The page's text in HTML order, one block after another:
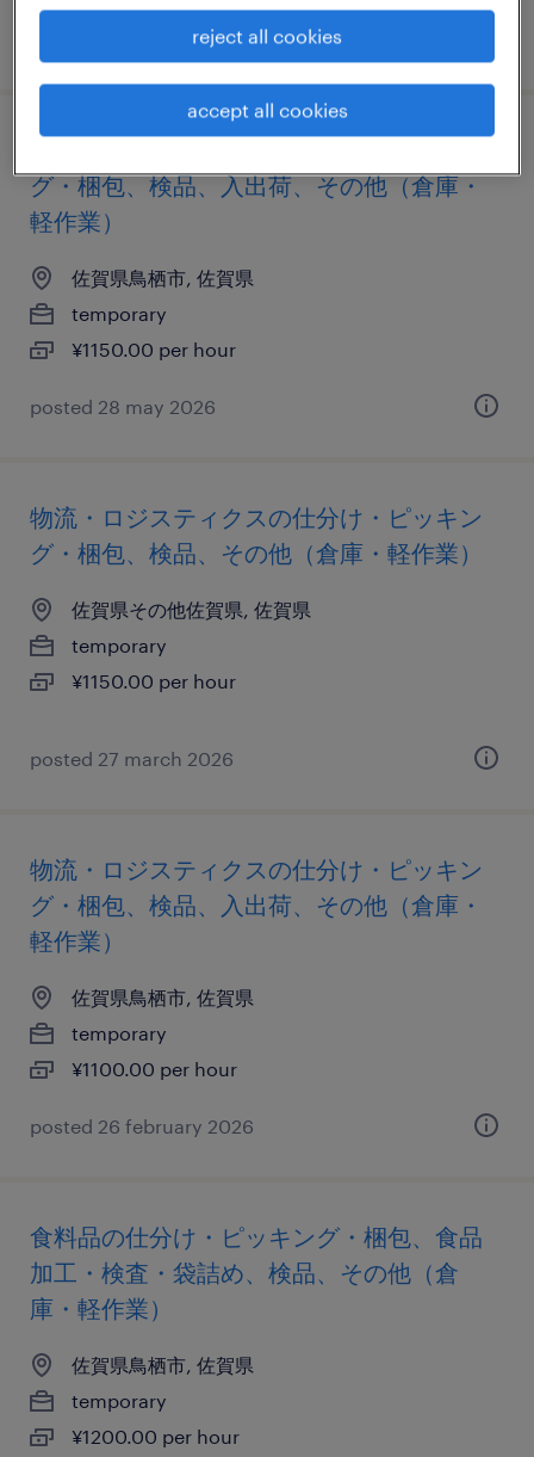
posted 10 june 2026
グ・梱包、検品、入出荷、その他（倉庫・
軽作業）
佐賀県鳥栖市, 佐賀県
temporary
¥1150.00 per hour
posted 28 may 2026
物流・ロジスティクスの仕分け・ピッキン
グ・梱包、検品、その他（倉庫・軽作業）
佐賀県その他佐賀県, 佐賀県
temporary
¥1150.00 per hour
posted 27 march 2026
物流・ロジスティクスの仕分け・ピッキン
グ・梱包、検品、入出荷、その他（倉庫・
軽作業）
佐賀県鳥栖市, 佐賀県
temporary
¥1100.00 per hour
posted 26 february 2026
食料品の仕分け・ピッキング・梱包、食品
加工・検査・袋詰め、検品、その他（倉
庫・軽作業）
佐賀県鳥栖市, 佐賀県
temporary
¥1200.00 per hour
reject all cookies
accept all cookies